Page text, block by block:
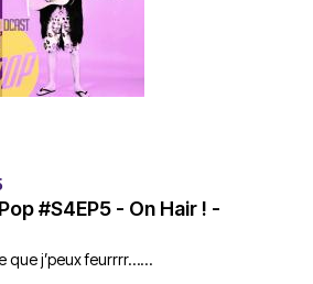
#S4EP5 - On Hair ! -
que j’peux feurrrr…...